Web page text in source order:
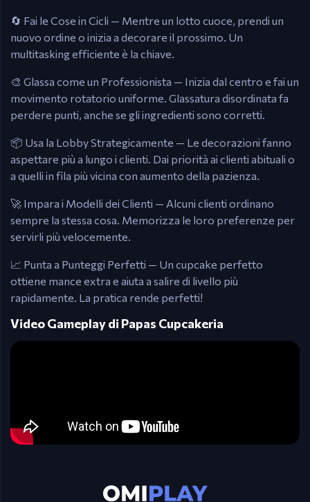
🔄 Fai le Cose in Cicli — Mentre un lotto cuoce, prendi un
nuovo ordine o inizia a decorare il prossimo. Un
multitasking efficiente è la chiave.
🎨 Glassa come un Professionista — Inizia dal centro e fai un
movimento rotatorio uniforme. Glassatura disordinata fa
perdere punti, anche se gli ingredienti sono corretti.
📦 Usa la Lobby Strategicamente — Le decorazioni fanno
aspettare più a lungo i clienti. Dai priorità ai clienti abituali o
a quelli in fila più vicina con aumento della pazienza.
🚀 Impara i Modelli dei Clienti — Alcuni clienti ordinano
sempre la stessa cosa. Memorizza le loro preferenze per
servirli più velocemente.
📈 Punta a Punteggi Perfetti — Un cupcake perfetto
ottiene mance extra e aiuta a salire di livello più
rapidamente. La pratica rende perfetti!
Video Gameplay di Papas Cupcakeria